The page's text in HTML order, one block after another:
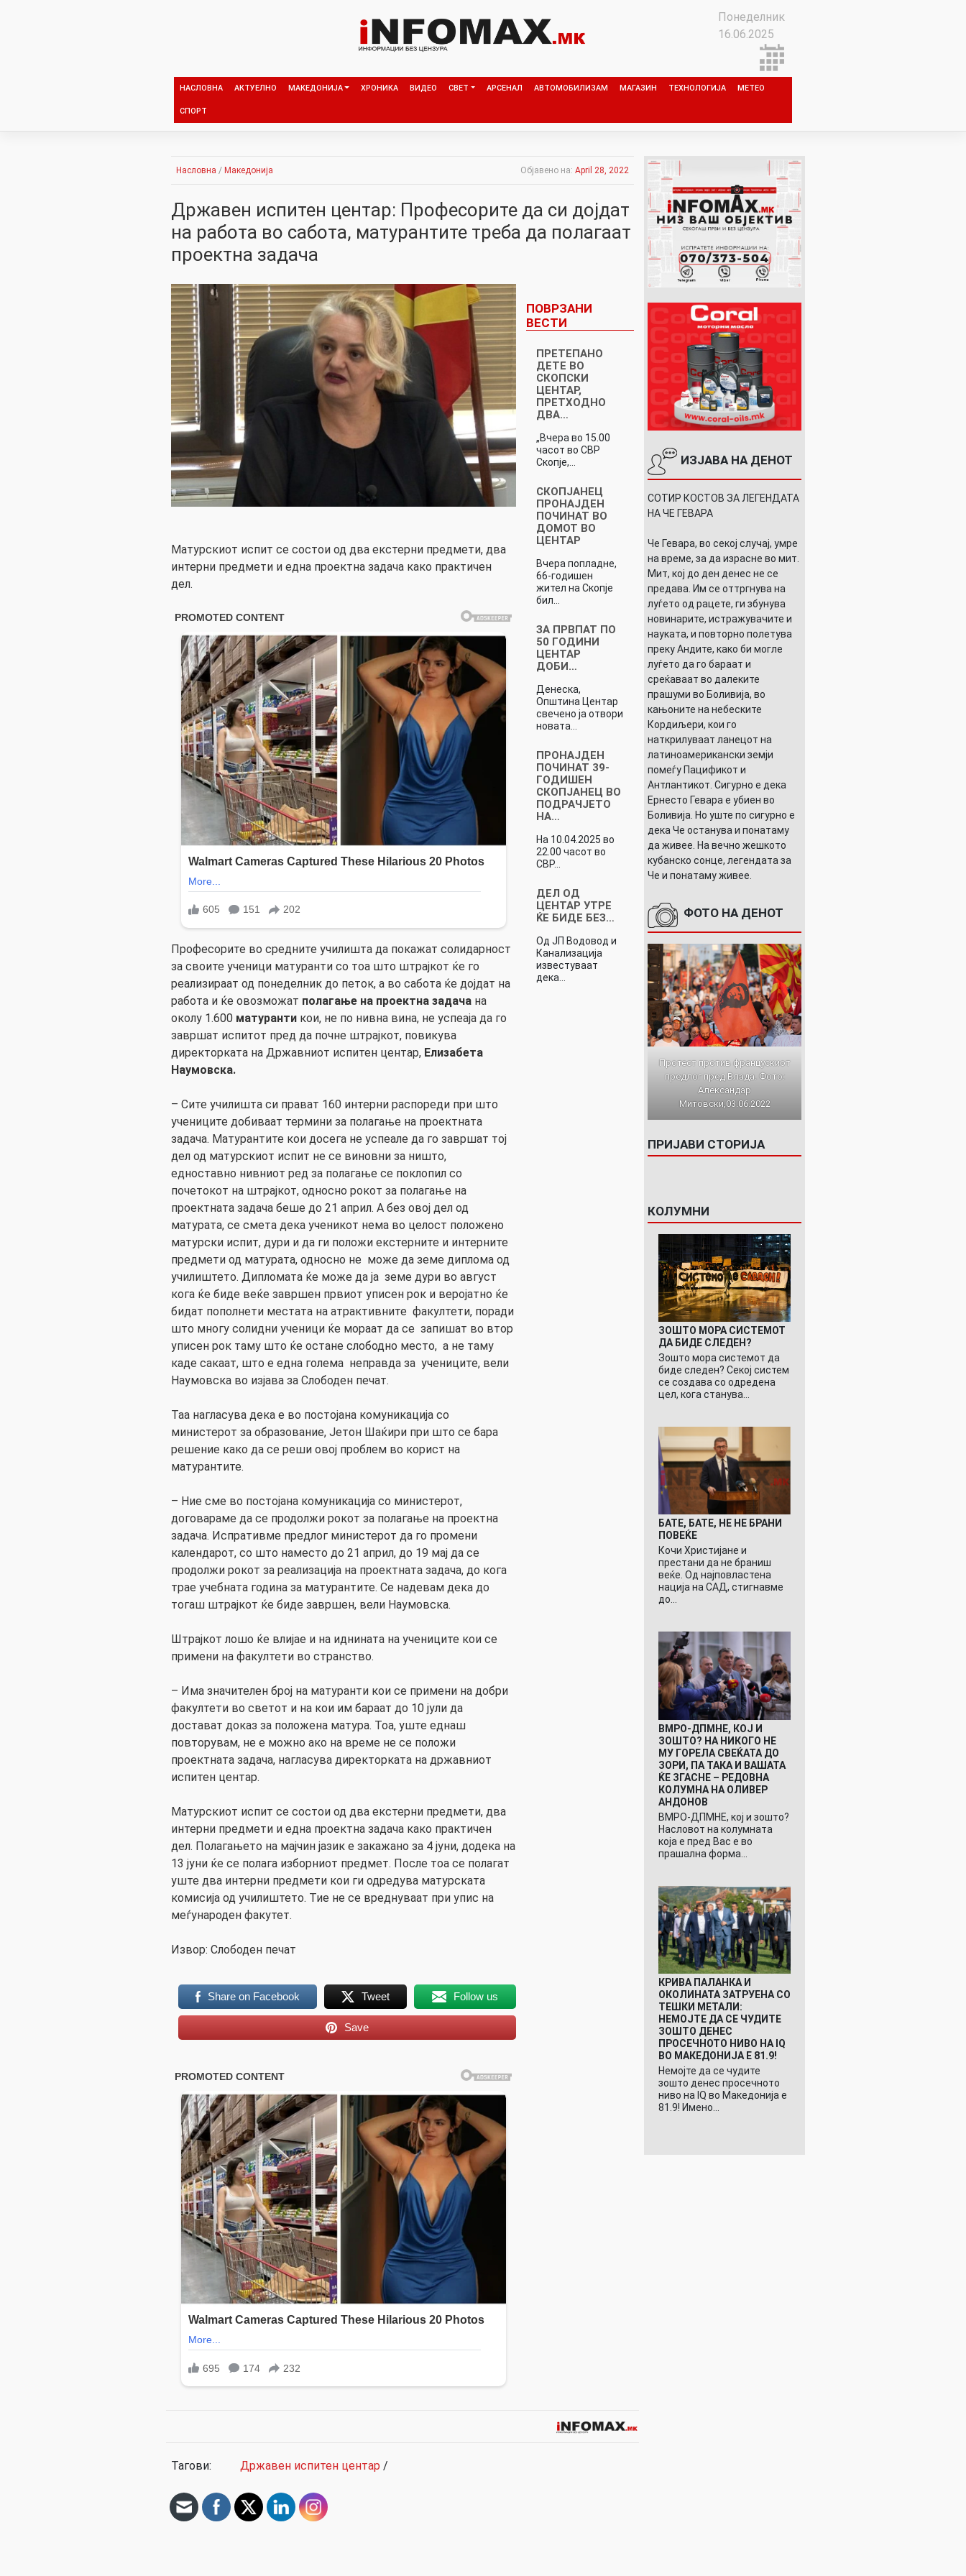
Понеделник
16.06.2025
НАСЛОВНА АКТУЕЛНО МАКЕДОНИЈА ХРОНИКА ВИДЕО СВЕТ АРСЕНАЛ АВТОМОБИЛИЗАМ МАГАЗИН ТЕХНОЛОГИЈА МЕТЕО
СПОРТ
Насловна / Македонија Објавено на: April 28, 2022
Државен испитен центар: Професорите да си дојдат
на работа во сабота, матурантите треба да полагаат
проектна задача
Матурскиот испит се состои од два екстерни предмети, два
интерни предмети и една проектна задача како практичен
дел.
Професорите во средните училишта да покажат солидарност
за своите ученици матуранти со тоа што штрајкот ќе го
реализираат од понеделник до петок, а во сабота ќе дојдат на
работа и ќе овозможат полагање на проектна задача на
околу 1.600 матуранти кои, не по нивна вина, не успеаја да го
завршат испитот пред да почне штрајкот, повикува
директорката на Државниот испитен центар, Елизабета
Наумовска.
– Сите училишта си прават 160 интерни распореди при што
учениците добиваат термини за полагање на проектната
задача. Матурантите кои досега не успеале да го завршат тој
дел од матурскиот испит не се виновни за ништо,
едноставно нивниот ред за полагање се поклопил со
почетокот на штрајкот, односно рокот за полагање на
проектната задача беше до 21 април. А без овој дел од
матурата, се смета дека ученикот нема во целост положено
матурски испит, дури и да ги положи екстерните и интерните
предмети од матурата, односно не може да земе диплома од
училиштето. Дипломата ќе може да ја земе дури во август
кога ќе биде веќе завршен првиот уписен рок и веројатно ќе
бидат пополнети местата на атрактивните факултети, поради
што многу солидни ученици ќе мораат да се запишат во втор
уписен рок таму што ќе остане слободно место, а не таму
каде сакаат, што е една голема неправда за учениците, вели
Наумовска во изјава за Слободен печат.
Таа нагласува дека е во постојана комуникација со
министерот за образование, Јетон Шаќири при што се бара
решение како да се реши овој проблем во корист на
матурантите.
– Ние сме во постојана комуникација со министерот,
договараме да се продолжи рокот за полагање на проектна
задача. Испративме предлог министерот да го промени
календарот, со што наместо до 21 април, до 19 мај да се
продолжи рокот за реализација на проектната задача, до кога
трае учебната година за матурантите. Се надевам дека до
тогаш штрајкот ќе биде завршен, вели Наумовска.
Штрајкот лошо ќе влијае и на иднината на учениците кои се
примени на факултети во странство.
– Има значителен број на матуранти кои се примени на добри
факултети во светот и на кои им бараат до 10 јули да
достават доказ за положена матура. Тоа, уште еднаш
повторувам, не е можно ако на време не се положи
проектната задача, нагласува директорката на државниот
испитен центар.
Матурскиот испит се состои од два екстерни предмети, два
интерни предмети и една проектна задача како практичен
дел. Полагањето на мајчин јазик е закажано за 4 јуни, додека на
13 јуни ќе се полага изборниот предмет. После тоа се полагат
уште два интерни предмети кои ги одредува матурската
комисија од училиштето. Тие не се вреднуваат при упис на
меѓународен факутет.
Извор: Слободен печат
Share on Facebook Tweet Follow us
Save
ПОВРЗАНИ
ВЕСТИ
ПРЕТЕПАНО
ДЕТЕ ВО
СКОПСКИ
ЦЕНТАР,
ПРЕТХОДНО
ДВА…
„Вчера во 15.00
часот во СВР
Скопје,…
СКОПЈАНЕЦ
ПРОНАЈДЕН
ПОЧИНАТ ВО
ДОМОТ ВО
ЦЕНТАР
Вчера попладне,
66-годишен
жител на Скопје
бил…
ЗА ПРВПАТ ПО
50 ГОДИНИ
ЦЕНТАР
ДОБИ…
Денеска,
Општина Центар
свечено ја отвори
новата…
ПРОНАЈДЕН
ПОЧИНАТ 39-
ГОДИШЕН
СКОПЈАНЕЦ ВО
ПОДРАЧЈЕТО
НА…
На 10.04.2025 во
22.00 часот во
СВР…
ДЕЛ ОД
ЦЕНТАР УТРЕ
ЌЕ БИДЕ БЕЗ…
Од ЈП Водовод и
Канализација
известуваат
дека…
Тагови: Државен испитен центар /
ИЗЈАВА НА ДЕНОТ
СОТИР КОСТОВ ЗА ЛЕГЕНДАТА
НА ЧЕ ГЕВАРА
Че Гевара, во секој случај, умре
на време, за да израсне во мит.
Мит, кој до ден денес не се
предава. Им се оттргнува на
луѓето од рацете, ги збунува
новинарите, истражувачите и
науката, и повторно полетува
преку Андите, како би могле
луѓето да го бараат и
среќаваат во далеките
прашуми во Боливија, во
кањоните на небеските
Кордиљери, кои го
наткрилуваат ланецот на
латиноамерикански земји
помеѓу Пацификот и
Антлантикот. Сигурно е дека
Ернесто Гевара е убиен во
Боливија. Но уште по сигурно е
дека Че останува и понатаму
да живее. На вечно жешкото
кубанско сонце, легендата за
Че и понатаму живее.
ФОТО НА ДЕНОТ
Протест против францускиот
предлог пред Влада. Фото:
Александар
Митовски,03.06.2022
ПРИЈАВИ СТОРИЈА
КОЛУМНИ
ЗОШТО МОРА СИСТЕМОТ
ДА БИДЕ СЛЕДЕН?
Зошто мора системот да
биде следен? Секој систем
се создава со одредена
цел, кога станува…
БАТЕ, БАТЕ, НЕ НЕ БРАНИ
ПОВЕЌЕ
Кочи Христијане и
престани да не браниш
веќе. Од најповластена
нација на САД, стигнавме
до…
ВМРО-ДПМНЕ, КОЈ И
ЗОШТО? НА НИКОГО НЕ
МУ ГОРЕЛА СВЕЌАТА ДО
ЗОРИ, ПА ТАКА И ВАШАТА
ЌЕ ЗГАСНЕ – РЕДОВНА
КОЛУМНА НА ОЛИВЕР
АНДОНОВ
ВМРО-ДПМНЕ, кој и зошто?
Насловот на колумната
која е пред Вас е во
прашална форма…
КРИВА ПАЛАНКА И
ОКОЛИНАТА ЗАТРУЕНА СО
ТЕШКИ МЕТАЛИ:
НЕМОЈТЕ ДА СЕ ЧУДИТЕ
ЗОШТО ДЕНЕС
ПРОСЕЧНОТО НИВО НА IQ
ВО МАКЕДОНИЈА Е 81.9!
Немојте да се чудите
зошто денес просечното
ниво на IQ во Македонија е
81.9! Имено…